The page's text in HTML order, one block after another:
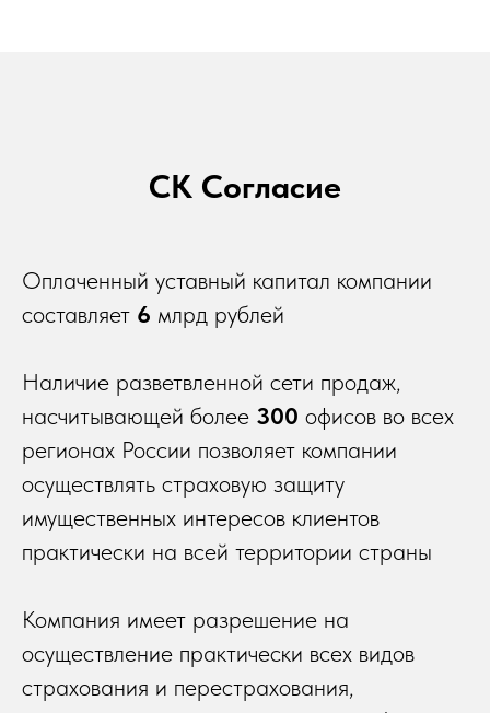
СК Согласие
Оплаченный уставный капитал компании
составляет 6 млрд рублей
Наличие разветвленной сети продаж,
насчитывающей более 300 офисов во всех
регионах России позволяет компании
осуществлять страховую защиту
имущественных интересов клиентов
практически на всей территории страны
Компания имеет разрешение на
осуществление практически всех видов
страхования и перестрахования,